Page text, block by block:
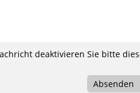
deaktivieren Sie bitte
Absenden